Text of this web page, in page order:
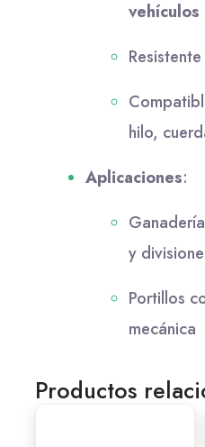
vehículos
hilo,
Aplicaciones:
y
Portillos
mecánica
Productos